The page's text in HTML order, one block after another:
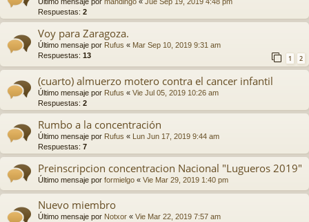
Respuestas: 2
Voy para Zaragoza.
Último mensaje por Rufus « Mar Sep 10, 2019 9:31 am
Respuestas: 13 1 2
(cuarto) almuerzo motero contra el cancer infantil
Último mensaje por Rufus « Vie Jul 05, 2019 10:26 am
Respuestas: 2
Rumbo a la concentración
Último mensaje por Rufus « Lun Jun 17, 2019 9:44 am
Respuestas: 7
Preinscripcion concentracion Nacional "Lugueros 2019"
Último mensaje por formielgo « Vie Mar 29, 2019 1:40 pm
Nuevo miembro
Último mensaje por Notxor « Vie Mar 22, 2019 7:57 am